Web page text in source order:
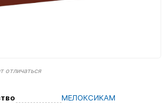
отличаться
МЕЛОКСИКАМ